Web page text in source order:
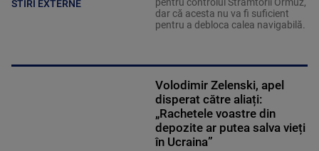
STIRI EXTERNE
dar că acesta nu va fi suficient
pentru a debloca calea navigabilă.
Volodimir Zelenski, apel
disperat către aliați:
„Rachetele voastre din
depozite ar putea salva vieți
în Ucraina”